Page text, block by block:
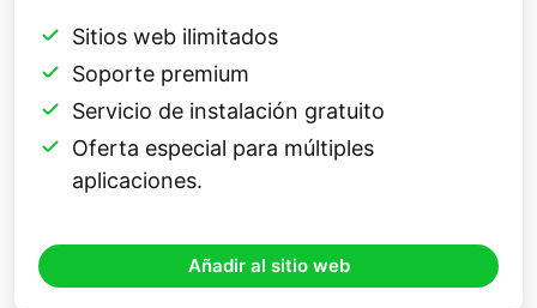
Sitios web ilimitados
Soporte premium
Servicio de instalación gratuito
Oferta especial para múltiples
aplicaciones.
Añadir al sitio web